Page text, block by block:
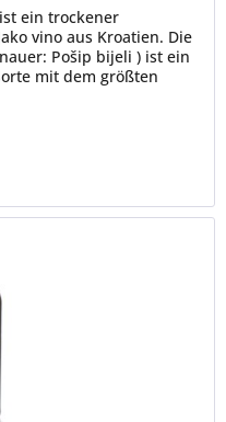
ein trockener
vino aus Kroatien. Die
Pošip bijeli ) ist ein
mit dem größten